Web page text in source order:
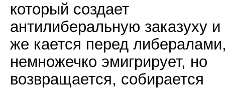
который создает
антилиберальную заказуху и
же кается перед
немножечко эмигрирует, но
возвращается, собирается